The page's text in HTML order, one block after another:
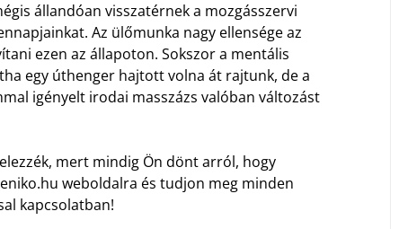
állandóan visszatérnek a mozgásszervi
Az ülőmunka nagy ellensége az
ezen az állapoton. Sokszor a mentális
egy úthenger hajtott volna át rajtunk, de a
igényelt irodai masszázs valóban változást
mert mindig Ön dönt arról, hogy
weboldalra és tudjon meg minden
kapcsolatban!